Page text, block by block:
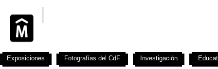
Exposiciones Fotografías del CdF Investigación